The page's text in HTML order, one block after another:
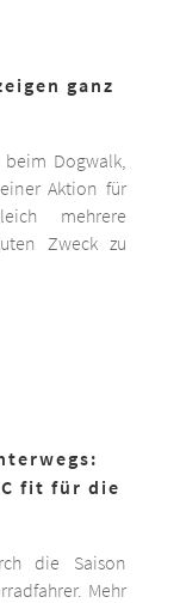
ganz
Dogwalk,
Aktion für
mehrere
Zweck zu
fit für die
die Saison
Mehr